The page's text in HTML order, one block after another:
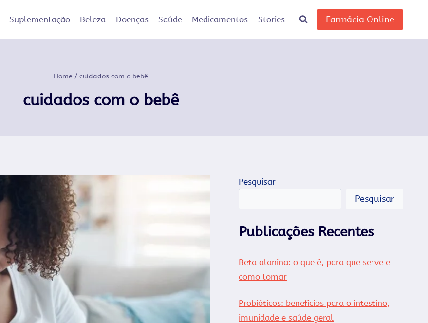
Suplementação Beleza Doenças Saúde Medicamentos Stories Farmácia Online
Home / cuidados com o bebê
cuidados com o bebê
Pesquisar
Pesquisar
Publicações Recentes
Beta alanina: o que é, para que serve e
como tomar
Probióticos: benefícios para o intestino,
imunidade e saúde geral